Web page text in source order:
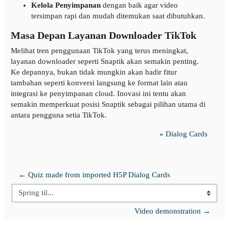
Kelola Penyimpanandengan baik agar video
tersimpan rapi dan mudah ditemukan saat dibutuhkan.
Masa Depan Layanan Downloader TikTok
Melihat tren penggunaan TikTok yang terus meningkat,
layanan downloader seperti Snaptik akan semakin penting.
Ke depannya, bukan tidak mungkin akan hadir fitur
tambahan seperti konversi langsung ke format lain atau
integrasi ke penyimpanan cloud. Inovasi ini tentu akan
semakin memperkuat posisi Snaptik sebagai pilihan utama di
antara pengguna setia TikTok.
» Dialog Cards
← Quiz made from imported H5P Dialog Cards
Spring til...
Video demonstration →